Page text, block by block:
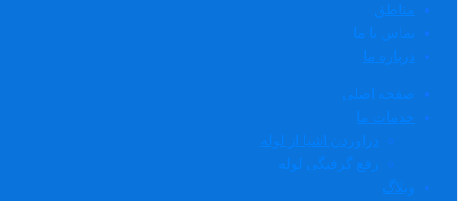
مناطق
تماس با ما
درباره ما
صفحه اصلی
خدمات ما
دراوردن اشیا از لوله
رفع گرفتگی لوله
وبلاگ